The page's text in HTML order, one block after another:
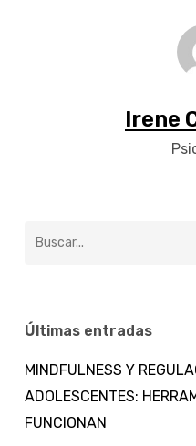
Irene
Últimas entradas
MINDFULNESS Y
ADOLESCENTES:
FUNCIONAN